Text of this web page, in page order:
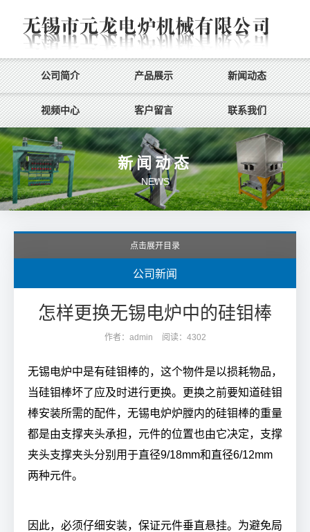
公司简介 产品展示 新闻动态
视频中心 客户留言 联系我们
新闻动态
NEWS
点击展开目录
公司新闻
怎样更换无锡电炉中的硅钼棒
作者：admin 阅读：4302
无锡电炉中是有硅钼棒的，这个物件是以损耗物品，
当硅钼棒坏了应及时进行更换。更换之前要知道硅钼
棒安装所需的配件，无锡电炉炉膛内的硅钼棒的重量
都是由支撑夹头承担，元件的位置也由它决定，支撑
夹头支撑夹头分别用于直径9/18mm和直径6/12mm
两种元件。
因此，必须仔细安装，保证元件垂直悬挂。为避免局